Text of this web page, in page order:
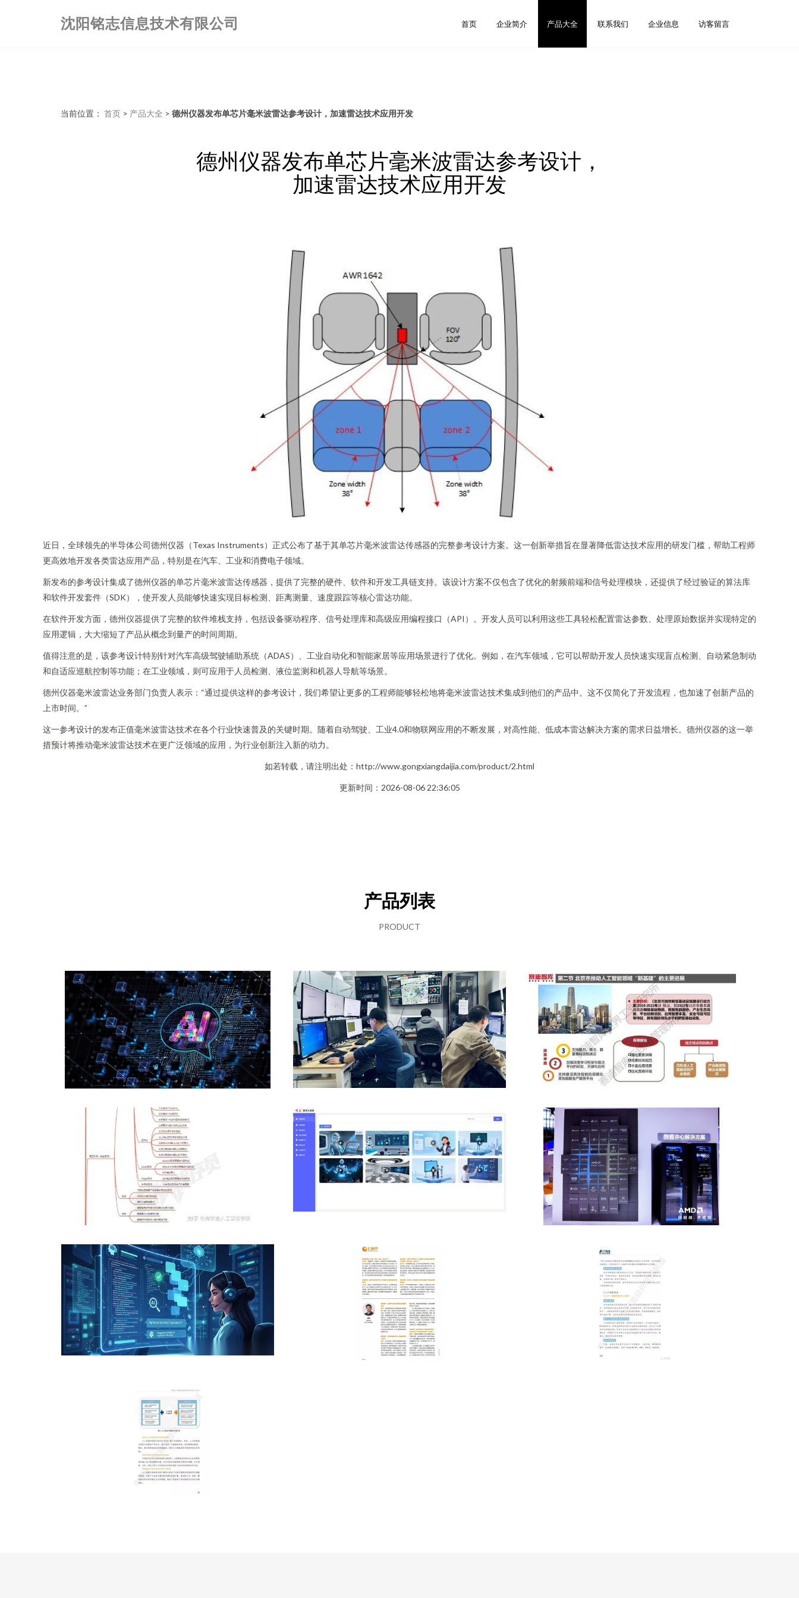
沈阳铭志信息技术有限公司 首页 企业简介 产品大全 联系我们 企业信息 访客留言
当前位置： 首页 > 产品大全 > 德州仪器发布单芯片毫米波雷达参考设计，加速雷达技术应用开发
德州仪器发布单芯片毫米波雷达参考设计，
加速雷达技术应用开发
近日，全球领先的半导体公司德州仪器（Texas Instruments）正式公布了基于其单芯片毫米波雷达传感器的完整参考设计方案。这一创新举措旨在显著降低雷达技术应用的研发门槛，帮助工程师
更高效地开发各类雷达应用产品，特别是在汽车、工业和消费电子领域。
新发布的参考设计集成了德州仪器的单芯片毫米波雷达传感器，提供了完整的硬件、软件和开发工具链支持。该设计方案不仅包含了优化的射频前端和信号处理模块，还提供了经过验证的算法库
和软件开发套件（SDK），使开发人员能够快速实现目标检测、距离测量、速度跟踪等核心雷达功能。
在软件开发方面，德州仪器提供了完整的软件堆栈支持，包括设备驱动程序、信号处理库和高级应用编程接口（API）。开发人员可以利用这些工具轻松配置雷达参数、处理原始数据并实现特定的
应用逻辑，大大缩短了产品从概念到量产的时间周期。
值得注意的是，该参考设计特别针对汽车高级驾驶辅助系统（ADAS）、工业自动化和智能家居等应用场景进行了优化。例如，在汽车领域，它可以帮助开发人员快速实现盲点检测、自动紧急制动
和自适应巡航控制等功能；在工业领域，则可应用于人员检测、液位监测和机器人导航等场景。
德州仪器毫米波雷达业务部门负责人表示：“通过提供这样的参考设计，我们希望让更多的工程师能够轻松地将毫米波雷达技术集成到他们的产品中。这不仅简化了开发流程，也加速了创新产品的
上市时间。”
这一参考设计的发布正值毫米波雷达技术在各个行业快速普及的关键时期。随着自动驾驶、工业4.0和物联网应用的不断发展，对高性能、低成本雷达解决方案的需求日益增长。德州仪器的这一举
措预计将推动毫米波雷达技术在更广泛领域的应用，为行业创新注入新的动力。
如若转载，请注明出处：http://www.gongxiangdaijia.com/product/2.html
更新时间：2026-08-06 22:36:05
产品列表
PRODUCT